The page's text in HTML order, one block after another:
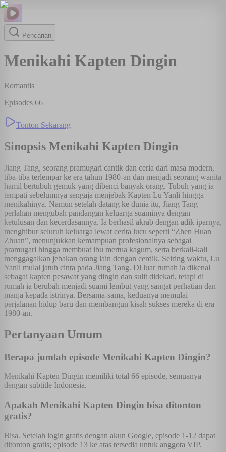
Pencarian
Menikahi Kapten Dingin
Romantis
Episodes 66
Tonton Sekarang
Sinopsis Menikahi Kapten Dingin
Jiang Tang, seorang pramugari cantik dan ceria dari masa modern,
tiba-tiba terlempar ke era tahun 1980-an dan menjadi seorang wanita
hamil bertubuh gemuk yang dibenci banyak orang. Tubuh yang ia
tempati sebelumnya sengaja menjebak Kapten Lu Yanli hingga
menikahinya. Namun setelah datang ke dunia itu, Jiang Tang
perlahan mengubah pandangan keluarga suaminya dengan
ketulusan dan kecerdasannya. Ia berhasil akrab dengan adik iparnya,
menghibur seluruh keluarga lewat cerita lucu seperti “Zhen Huan
Zhuan”, menunjukkan kemampuan profesionalnya sebagai
pramugari hingga membuat ibu mertua kagum, serta berkali-kali
menggagalkan jebakan orang lain dengan cerdik. Seiring waktu, Lu
Yanli mulai jatuh cinta pada Jiang Tang. Di luar rumah ia dikenal
sebagai kapten pesawat yang dingin dan sulit didekati, tetapi di
rumah ia berubah menjadi suami lembut yang sangat perhatian dan
manja kepada istrinya. Bersama-sama, keduanya memulai
perjalanan hidup baru dan membangun kisah sukses mereka di era
1980-an.
Pertanyaan Umum
Berapa jumlah episode Menikahi Kapten Dingin?
Menikahi Kapten Dingin memiliki total 66 episode, semuanya
dengan subtitle Indonesia.
Apakah Menikahi Kapten Dingin bisa ditonton
gratis?
Bisa. Setelah login gratis dengan akun Google, episode 1-12 dapat
ditonton gratis; episode 13 ke atas tersedia untuk anggota VIP.